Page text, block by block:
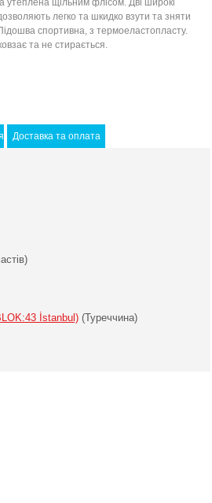
утеплена щільним флісом. Дві широкі
легко та шкидко взути та зняти
спортивна, з термоеластопласту.
та не стирається.
Доставка та оплата
İstanbul) (Туреччина)